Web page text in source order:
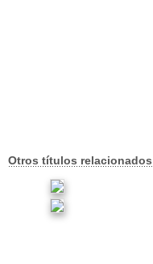
Otros títulos relacionados